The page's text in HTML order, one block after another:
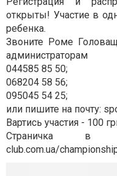
открыты! Участие в
ребенка.
Звоните Роме
администраторам
044585 85 50;
068204 58 56;
095045 54 25;
или пишите на почту:
Вартись участия - 100
Страничка в
club.com.ua/